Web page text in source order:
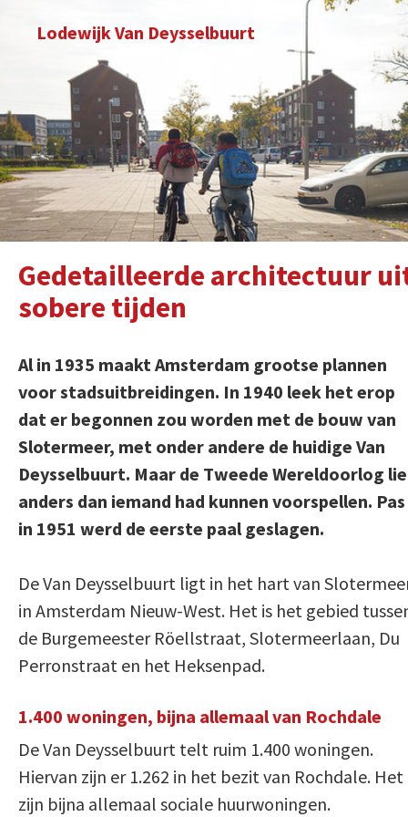
Lodewijk Van Deysselbuurt
Gedetailleerde architectuur
sobere tijden
Al in 1935 maakt Amsterdam grootse plannen
voor stadsuitbreidingen. In 1940 leek het erop
dat er begonnen zou worden met de bouw van
Slotermeer, met onder andere de huidige Van
Deysselbuurt. Maar de Tweede Wereldoorlog
anders dan iemand had kunnen voorspellen. Pas
in 1951 werd de eerste paal geslagen.
De Van Deysselbuurt ligt in het hart van
in Amsterdam Nieuw-West. Het is het gebied
de Burgemeester Röellstraat, Slotermeerlaan, Du
Perronstraat en het Heksenpad.
1.400 woningen, bijna allemaal van Rochdale
De Van Deysselbuurt telt ruim 1.400 woningen.
Hiervan zijn er 1.262 in het bezit van Rochdale. Het
zijn bijna allemaal sociale huurwoningen.